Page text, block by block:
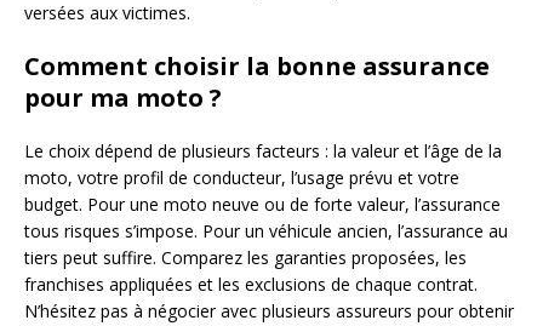
versées aux victimes.
Comment choisir la bonne assurance
pour ma moto ?
Le choix dépend de plusieurs facteurs : la valeur et l’âge de la
moto, votre profil de conducteur, l’usage prévu et votre
budget. Pour une moto neuve ou de forte valeur, l’assurance
tous risques s’impose. Pour un véhicule ancien, l’assurance au
tiers peut suffire. Comparez les garanties proposées, les
franchises appliquées et les exclusions de chaque contrat.
N’hésitez pas à négocier avec plusieurs assureurs pour obtenir